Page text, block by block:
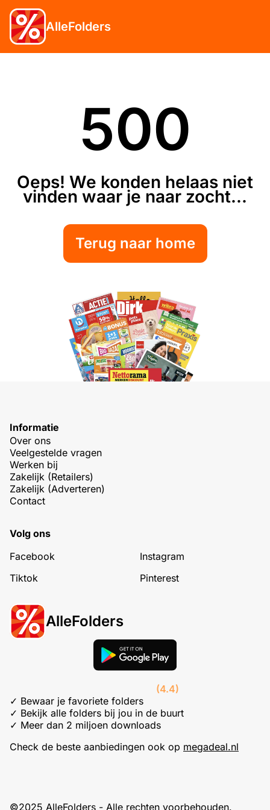
AlleFolders
500
Oeps! We konden helaas niet
vinden waar je naar zocht...
Terug naar home
Informatie
Over ons
Veelgestelde vragen
Werken bij
Zakelijk (Retailers)
Zakelijk (Adverteren)
Contact
Volg ons
Facebook
Instagram
Tiktok
Pinterest
AlleFolders
(4.4)
✓ Bewaar je favoriete folders
✓ Bekijk alle folders bij jou in de buurt
✓ Meer dan 2 miljoen downloads
Check de beste aanbiedingen ook op megadeal.nl
©2025 AlleFolders - Alle rechten voorbehouden.